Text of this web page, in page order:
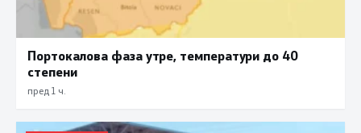
Портокалова фаза утре, температури до 40
степени
пред 1 ч.